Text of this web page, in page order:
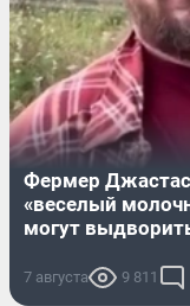
Фермер
«веселый
могут
7 августа 9 811